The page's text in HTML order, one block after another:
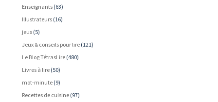
Enseignants(63)
Illustrateurs(16)
jeux(5)
Jeux & conseils pour lire(121)
Le Blog TétrasLire(480)
Livres à lire(50)
mot-minute(9)
Recettes de cuisine(97)